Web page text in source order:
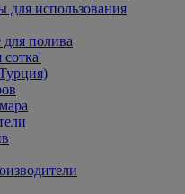
для использования
полива